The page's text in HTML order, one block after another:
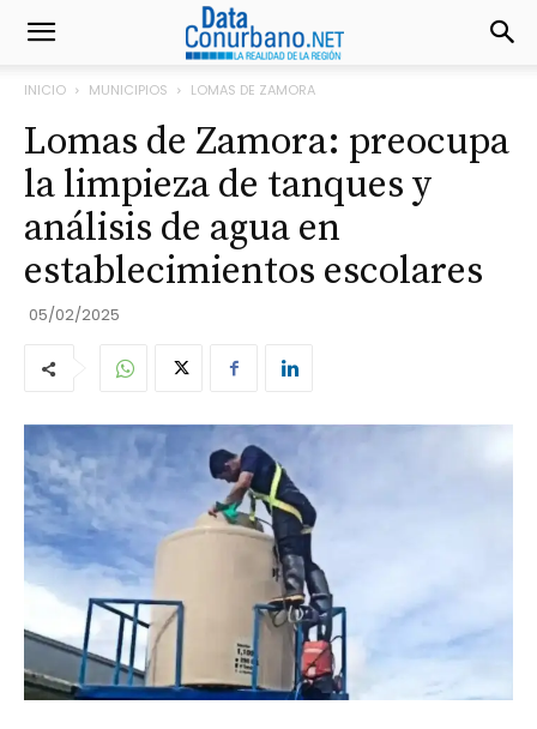
INICIO MUNICIPIOS LOMAS DE ZAMORA
Lomas de Zamora: preocupa
la limpieza de tanques y
análisis de agua en
establecimientos escolares
05/02/2025